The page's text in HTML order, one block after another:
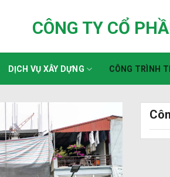
CÔNG TY CỔ
DỊCH VỤ XÂY DỰNG CÔNG TRÌNH